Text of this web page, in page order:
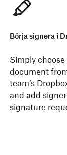
Börja signera i
Simply choose
document
team’s
and add
signature